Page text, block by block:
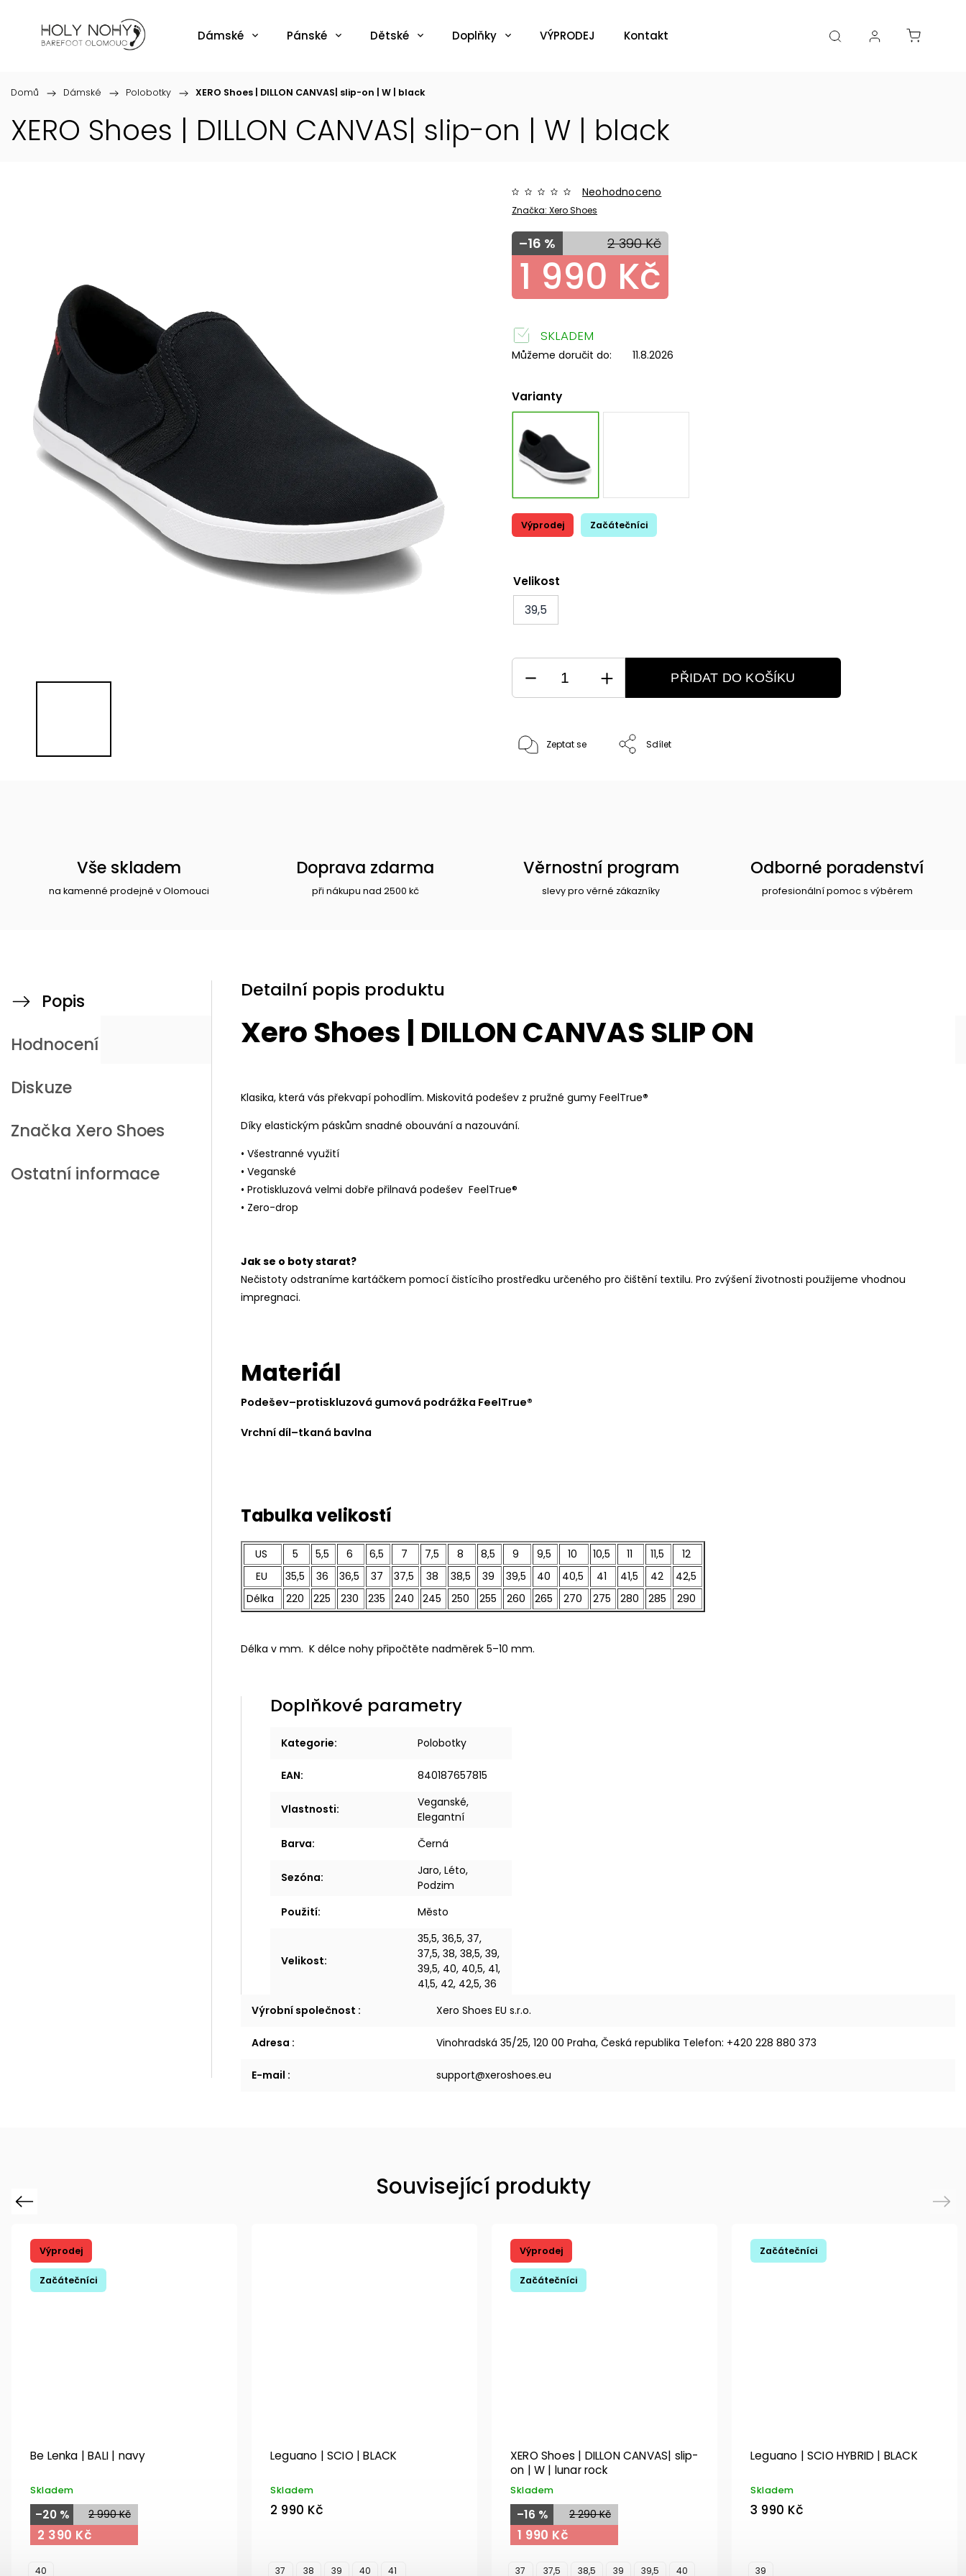
Dámské Pánské Dětské Doplňky VÝPRODEJ Kontakty
Domů / Dámské / Polobotky / XERO Shoes | DILLON CANVAS| slip-on | W | black
XERO Shoes | DILLON CANVAS| slip-on | W | black
Značka:Xero Shoes
Neohodnoceno
Varianty
2 390 Kč
–16 %
1 990 Kč
Výprodej Začátečníci
SKLADEM
Můžeme doručit do: 11.8.2026
Velikost
39,5
PŘIDAT DO KOŠÍKU
Zeptat se Sdílet
Vše skladem
na kamenné prodejně v Olomouci
Doprava zdarma
při nákupu nad 2500 kč
Věrnostní program
slevy pro věrné zákazníky
Odborné poradenství
profesionální pomoc s výběrem
Popis
Hodnocení
Diskuze
Značka Xero Shoes
Ostatní informace
Detailní popis produktu
Xero Shoes | DILLON CANVAS SLIP ON
Klasika, která vás překvapí pohodlím. Miskovitá podešev z pružné gumy FeelTrue®
Díky elastickým páskům snadné obouvání a nazouvání.
• Všestranné využití
• Veganské
• Protiskluzová velmi dobře přilnavá podešev FeelTrue®
• Zero-drop
Jak se o boty starat?
Nečistoty odstraníme kartáčkem pomocí čistícího prostředku určeného pro čištění textilu. Pro zvýšení životnosti použijeme vhodnou
impregnaci.
Materiál
Podešev–protiskluzová gumová podrážka FeelTrue®
Vrchní díl–tkaná bavlna
Tabulka velikostí
US 5 5,5 6 6,5 7 7,5 8 8,5 9 9,5 10 10,5 11 11,5
12
EU
35,5 36 36,5 37 37,5 38 38,5 39 39,5 40 40,5 41 41,5 42
42,5
Délka
220 225 230 235 240 245 250 255 260 265 270 275 280 285 290
Délka v mm. K délce nohy připočtěte nadměrek 5–10 mm.
Doplňkové parametry
Kategorie: Polobotky
EAN: 840187657815
Vlastnosti:
Veganské,
Elegantní
Barva: Černá
Sezóna:
Jaro, Léto,
Podzim
Použití: Město
Velikost:
35,5, 36,5, 37,
37,5, 38, 38,5, 39,
39,5, 40, 40,5, 41,
41,5, 42, 42,5, 36
Výrobní společnost : Xero Shoes EU s.r.o.
Adresa : Vinohradská 35/25, 120 00 Praha, Česká republika Telefon: +420 228 880 373
E-mail : support@xeroshoes.eu
Související produkty
Previous
Výprodej
Začátečníci
Be Lenka | BALI | navy
Skladem
2 990 Kč
–20 %
2 390 Kč
40
Leguano | SCIO | BLACK
Skladem
2 990 Kč
37 38 39 40 41
Výprodej
Začátečníci
XERO Shoes | DILLON CANVAS| slip-
on | W | lunar rock
Skladem
2 290 Kč
–16 %
1 990 Kč
37 37,5 38,5 39 39,5 40
Začátečníci
Leguano | SCIO HYBRID | BLACK
Skladem
3 990 Kč
39
Next